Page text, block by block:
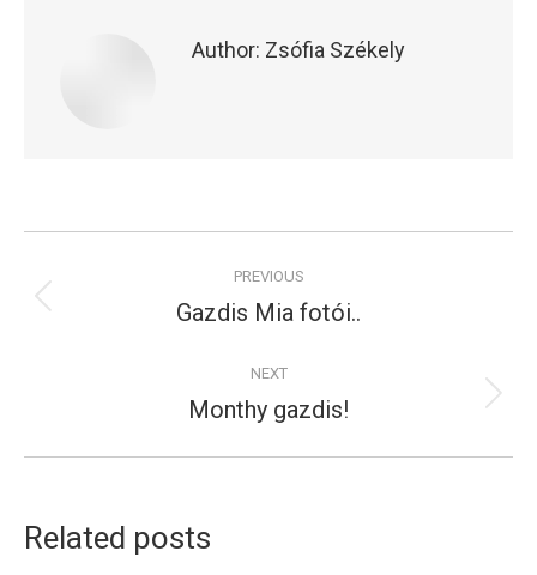
Author: Zsófia Székely
navigation
PREVIOUS
Previous
Gazdis Mia fotói..
NEXT
Next
Monthy gazdis!
Related posts